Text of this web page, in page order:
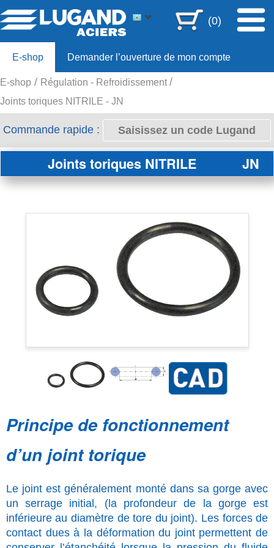
(0)
E-shop Demander l’ouverture de mon compte
Offre 80ans
E-shop
Régulation - Refroidissement
Joints toriques NITRILE - JN
Commande rapide :
Joints toriques NITRILE JN
Principe de fonctionnement
d’un joint torique
Le joint est généralement monté dans sa gorge avec
un serrage initial, (la profondeur de la gorge est
inférieure au diamètre de tore du joint). Les forces de
contact dues à la déformation du joint permettent de